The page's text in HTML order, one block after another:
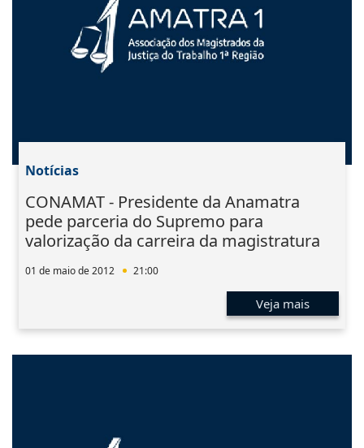
Notícias
CONAMAT - Presidente da Anamatra
pede parceria do Supremo para
valorização da carreira da magistratura
01 de maio de 2012 21:00
Veja mais